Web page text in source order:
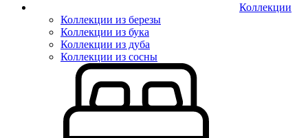
Коллекции
Коллекции из березы
Коллекции из бука
Коллекции из дуба
Коллекции из сосны